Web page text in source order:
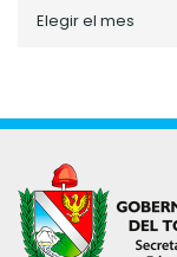
porElegir el mes